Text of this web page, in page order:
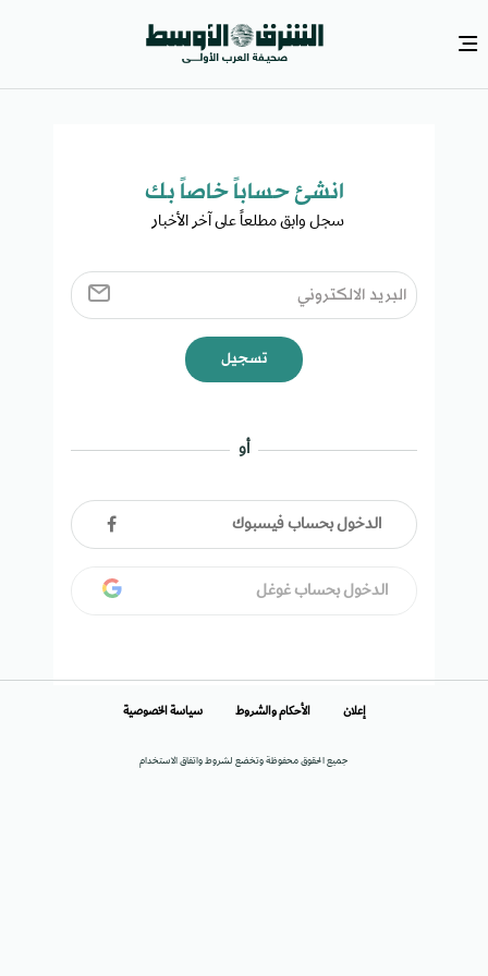
انشئ حساباً خاصاً بك​
سجل وابق مطلعاً على آخر الأخبار ​
تسجيل
أو
الدخول بحساب فيسبوك
الدخول بحساب غوغل
جميع الحقوق محفوظة وتخضع لشروط واتفاق الاستخدام
إعلان الأحكام والشروط سياسة الخصوصية